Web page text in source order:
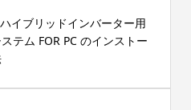
イブリッドインバーター用
テム FOR PC のインストー